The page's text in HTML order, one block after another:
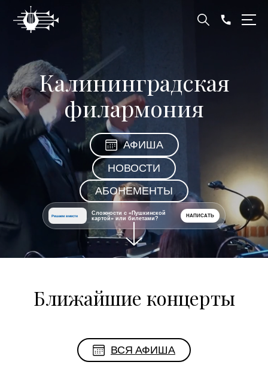
Калининградская
филармония
АФИША
НОВОСТИ
АБОНЕМЕНТЫ
Решаем вместе
Сложности с «Пушкинской
картой» или билетами?
НАПИСАТЬ
Ближайшие концерты
ВСЯ АФИША